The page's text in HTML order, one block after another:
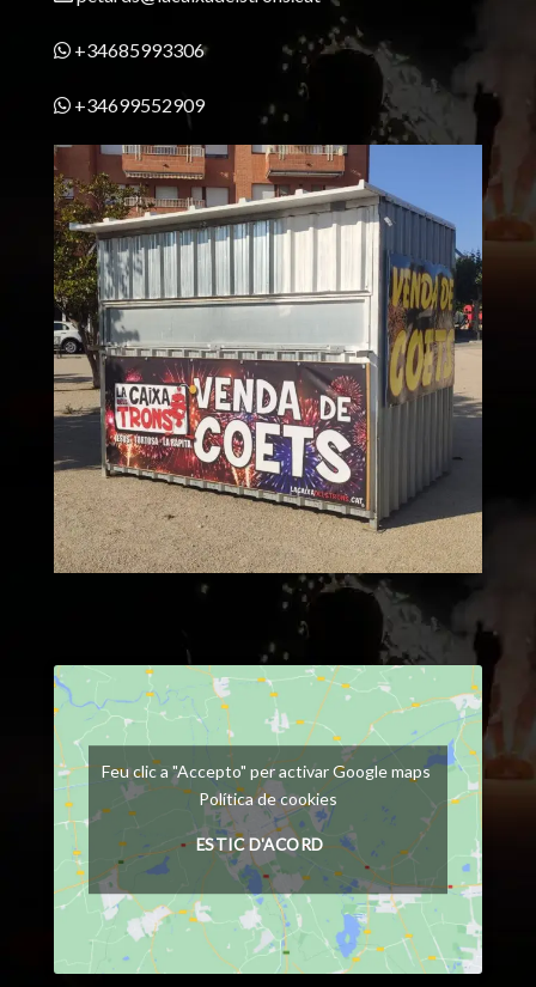
+34685993306
+34699552909
Feu clic a "Accepto" per activar Google maps
Política de cookies
ESTIC D'ACORD